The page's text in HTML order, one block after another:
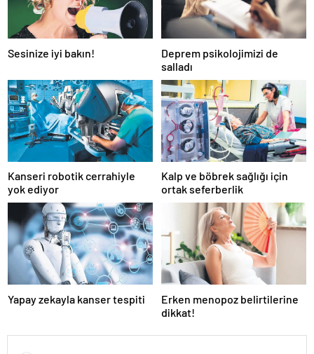
Sesinize iyi bakın!
Deprem psikolojimizi de
salladı
Kanseri robotik cerrahiyle
yok ediyor
Kalp ve böbrek sağlığı için
ortak seferberlik
Yapay zekayla kanser tespiti
Erken menopoz belirtilerine
dikkat!